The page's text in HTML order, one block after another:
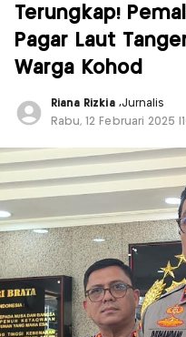
Terungkap!
Pagar Laut
Warga Kohod
Riana Rizkia ,Jurnalis
Rabu, 12 Februari 2025